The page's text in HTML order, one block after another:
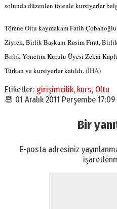
solunda düzenlen törenle kursiyerler
Törene Oltu kaymakam Fatih
Ziyrek, Birlik Başkanı Rasim Fırat,
Birlik Yönetim Kurulu Üyesi Zekai
Türkan ve kursiyerler katıldı.(İHA)
Etiketler: girişimcilik, kurs, Oltu
📆 01 Aralık 2011 Perşembe
Bir
E-posta adresiniz